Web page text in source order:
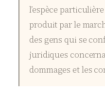
l’espèce
produit par le
des gens qui se
juridiques
dommages et les